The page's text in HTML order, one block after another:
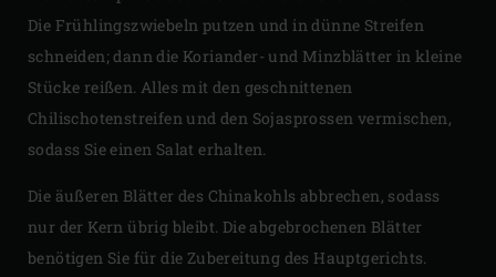
Die Frühlingszwiebeln putzen und in dünne Streifen
schneiden; dann die Koriander- und Minzblätter in kleine
Stücke reißen. Alles mit den geschnittenen
Chilischotenstreifen und den Sojasprossen vermischen,
sodass Sie einen Salat erhalten.
Die äußeren Blätter des Chinakohls abbrechen, sodass
nur der Kern übrig bleibt. Die abgebrochenen Blätter
benötigen Sie für die Zubereitung des Hauptgerichts.